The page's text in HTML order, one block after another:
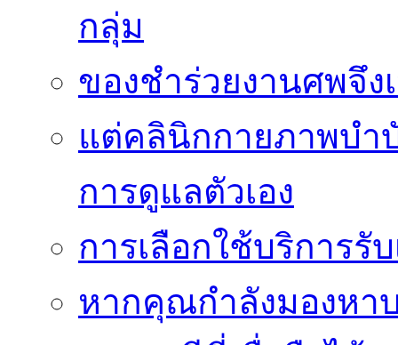
กลุ่ม
ของชำร่วยงานศพจึ
แต่คลินิกกายภาพบำ
การดูแลตัวเอง
การเลือกใช้บริการรั
หากคุณกำลังมองหา